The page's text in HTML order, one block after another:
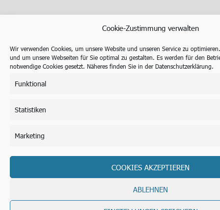
Cookie-Zustimmung verwalten
Wir verwenden Cookies, um unsere Website und unseren Service zu optimieren.
und um unsere Webseiten für Sie optimal zu gestalten. Es werden für den
notwendige Cookies gesetzt. Näheres finden Sie in der Datenschutzerklärung.
Funktional
Statistiken
Marketing
COOKIES AKZEPTIEREN
ABLEHNEN